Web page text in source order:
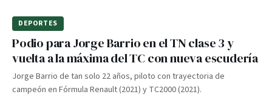
DEPORTES
Podio para Jorge Barrio en el TN clase 3 y
vuelta a la máxima del TC con nueva escudería
Jorge Barrio de tan solo 22 años, piloto con trayectoria de
campeón en Fórmula Renault (2021) y TC2000 (2021).